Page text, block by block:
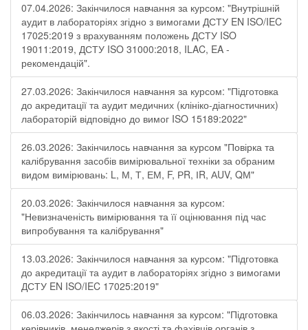
07.04.2026: Закінчилося навчання за курсом: "Внутрішній
аудит в лабораторіях згідно з вимогами ДСТУ EN ISO/IEC
17025:2019 з врахуванням положень ДСТУ ISO
19011:2019, ДСТУ ISO 31000:2018, ILAC, EA -
рекомендацій".
27.03.2026: Закінчилося навчання за курсом: "Підготовка
до акредитації та аудит медичних (клініко-діагностичних)
лабораторій відповідно до вимог ISO 15189:2022"
26.03.2026: Закінчилось навчання за курсом "Повірка та
калібрування засобів вимірювальної техніки за обраним
видом вимірювань: L, М, Т, ЕМ, F, РR, ІR, АUV, QМ"
20.03.2026: Закінчилося навчання за курсом:
"Невизначеність вимірювання та її оцінювання під час
випробування та калібрування"
13.03.2026: Закінчилося навчання за курсом: "Підготовка
до акредитації та аудит в лабораторіях згідно з вимогами
ДСТУ EN ISO/IEC 17025:2019"
06.03.2026: Закінчилось навчання за курсом: "Підготовка